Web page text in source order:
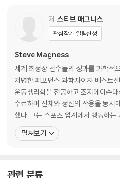
National Bestseller
"In Do Hard Things, Steve
sively reimagines our
a must-read for parents and
oking to prepare for life's
m Gladwell, author of Outliers
nd host of the Revisionist
coauthor of Peak Performance
things.
Chapter 9 Turn the Dial So You
The Fourth Pillar of Toughness:
Chapter 10 Build the Foundation to
Chapter 11 Find Meaning in
Acknowledgments 269
Notes 273
Index 293
저 스티브 매그니스
관심작가 알림신청
Steve Magness
세계 최정상 선수들의 성과를 과학적
저명한 퍼포먼스 과학자이자 베스트
운동생리학을 전공하고 조지메이슨
수료하며 신체와 정신의 작용을 동시
했다. 그는 스포츠 업계에서 행동하는
의 육상 팀이었던 ‘나이키 오리건 프로
자신의 경력을 걸고 팀과 헤드 코치의
펼쳐보기
관련 분류